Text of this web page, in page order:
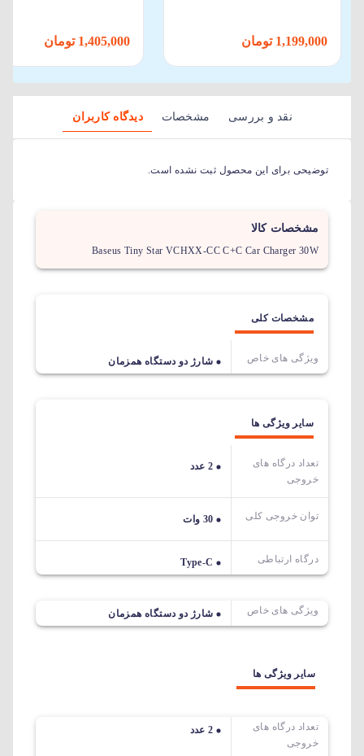
نقد و بررسی مشخصات دیدگاه کاربران
توضیحی برای این محصول ثبت نشده است.
مشخصات کالا
Baseus Tiny Star VCHXX-CC C+C Car Charger 30W
مشخصات کلی
ویژگی های خاص شارژ دو دستگاه همزمان
سایر ویژگی ها
تعداد درگاه های
خروجی
2 عدد
توان خروجی کلی 30 وات
درگاه ارتباطی Type-C
ویژگی های خاص شارژ دو دستگاه همزمان
سایر ویژگی ها
تعداد درگاه های
خروجی
2 عدد